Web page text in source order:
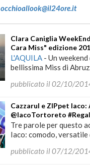
occhioallook@il24ore.it
Clara Caniglia
Cara Miss" edizione
L'AQUILA - Un
bellissima Miss di
pubblicato il 02/10/
Cazzarul e ZIPpet
@IacoTortoreto
Tre parole per questo
Iaco: comodo, versatile
pubblicato il 07/12/